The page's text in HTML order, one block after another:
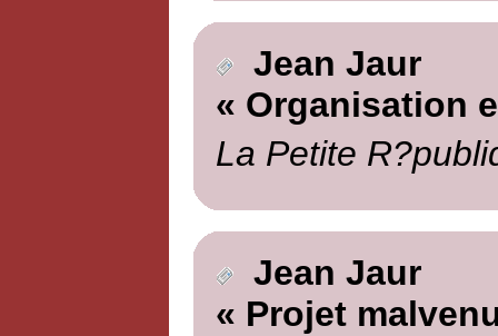
Jean Jaur
« Organisation
La Petite
Jean Jaur
« Projet